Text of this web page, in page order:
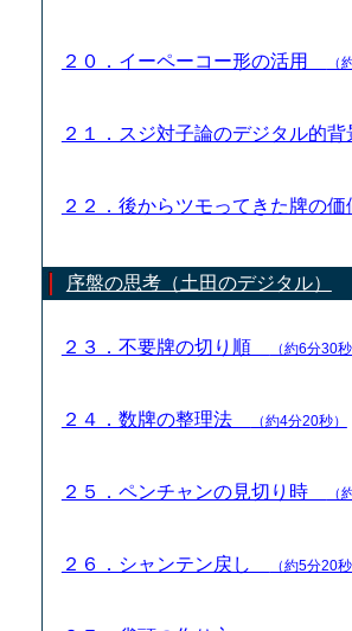
２０．イーペーコー形の活用 （
２１．スジ対子論のデジタル的
２２．後からツモってきた牌の
序盤の思考（土田のデジタル）
２３．不要牌の切り順 （約6分30秒
２４．数牌の整理法 （約4分20秒）
２５．ペンチャンの見切り時 （
２６．シャンテン戻し （約5分20秒